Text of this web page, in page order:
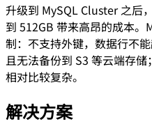
升级到 MySQL Cluster 之后
到 512GB 带来高昂的成本
制：不支持外键，数据行不
且无法备份到 S3 等云端存
相对比较复杂。
解决方案